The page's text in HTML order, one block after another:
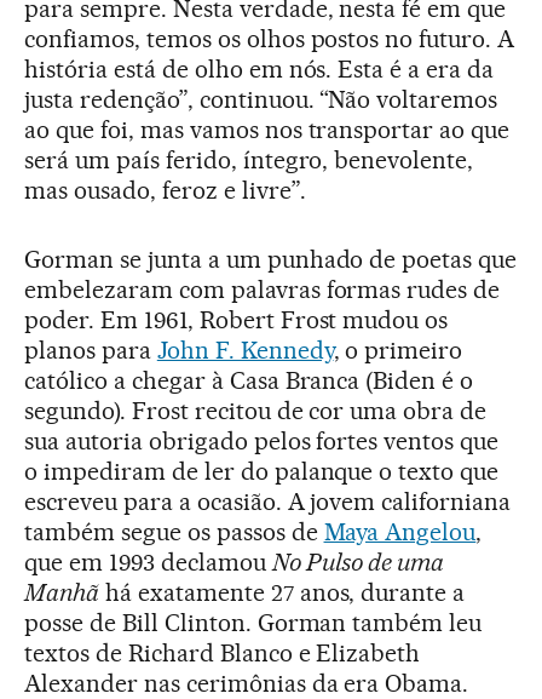
para sempre. Nesta verdade, nesta fé em que
confiamos, temos os olhos postos no futuro. A
história está de olho em nós. Esta é a era da
justa redenção”, continuou. “Não voltaremos
ao que foi, mas vamos nos transportar ao que
será um país ferido, íntegro, benevolente,
mas ousado, feroz e livre”.
Gorman se junta a um punhado de poetas que
embelezaram com palavras formas rudes de
poder. Em 1961, Robert Frost mudou os
planos para John F. Kennedy, o primeiro
católico a chegar à Casa Branca (Biden é o
segundo). Frost recitou de cor uma obra de
sua autoria obrigado pelos fortes ventos que
o impediram de ler do palanque o texto que
escreveu para a ocasião. A jovem californiana
também segue os passos de Maya Angelou,
que em 1993 declamou No Pulso de uma
Manhãhá exatamente 27 anos, durante a
posse de Bill Clinton. Gorman também leu
textos de Richard Blanco e Elizabeth
Alexander nas cerimônias da era Obama.